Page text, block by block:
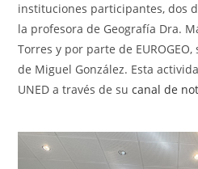
instituciones participantes, dos
la profesora de Geografía Dra.
Torres y por parte de
de Miguel González. Esta
UNED a través de sucanal de